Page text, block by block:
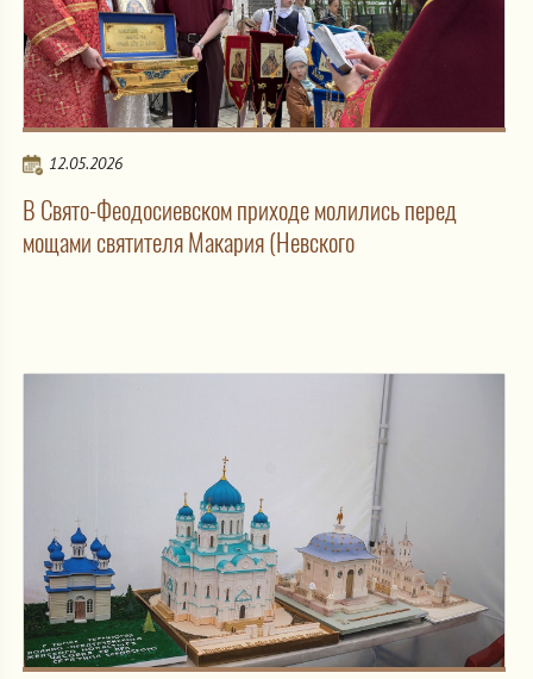
12.05.2026
В Свято-Феодосиевском приходе молились перед
мощами святителя Макария (Невского